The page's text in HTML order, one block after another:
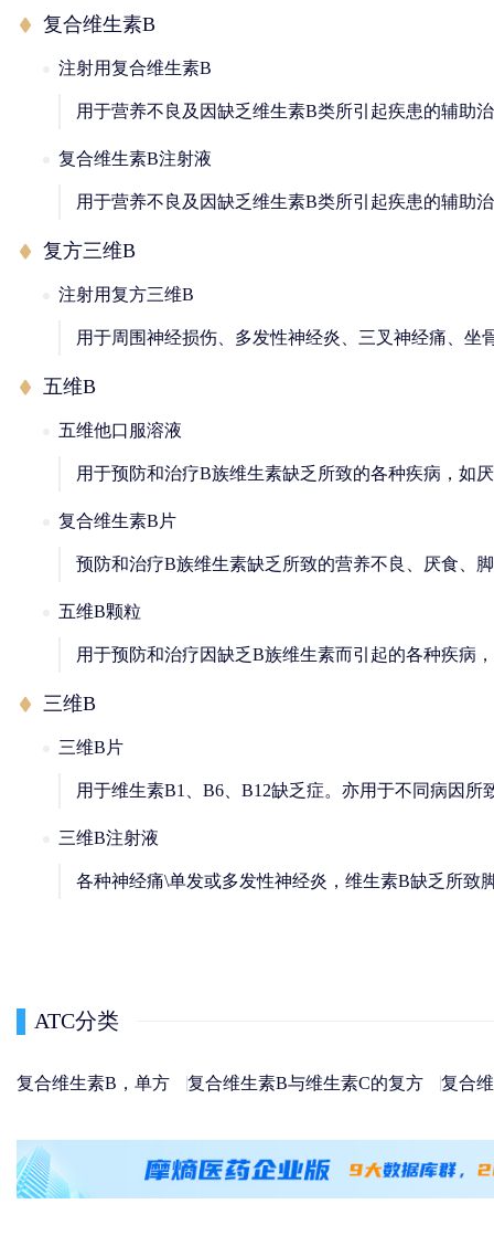
复合维生素B
注射用复合维生素B
用于营养不良及因缺乏维生素B类所引起疾患的辅助
复合维生素B注射液
用于营养不良及因缺乏维生素B类所引起疾患的辅助
复方三维B
注射用复方三维B
用于周围神经损伤、多发性神经炎、三叉神经痛、坐
五维B
五维他口服溶液
用于预防和治疗B族维生素缺乏所致的各种疾病，如
复合维生素B片
预防和治疗B族维生素缺乏所致的营养不良、厌食、
五维B颗粒
用于预防和治疗因缺乏B族维生素而引起的各种疾病
三维B
三维B片
用于维生素B1、B6、B12缺乏症。亦用于不同病因
三维B注射液
各种神经痛\单发或多发性神经炎，维生素B缺乏所致
ATC分类
复合维生素B，单方 复合维生素B与维生素C的复方 复合